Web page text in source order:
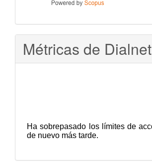
Métricas de Dialnet